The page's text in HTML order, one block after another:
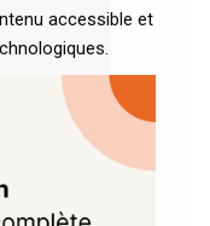
accessible et